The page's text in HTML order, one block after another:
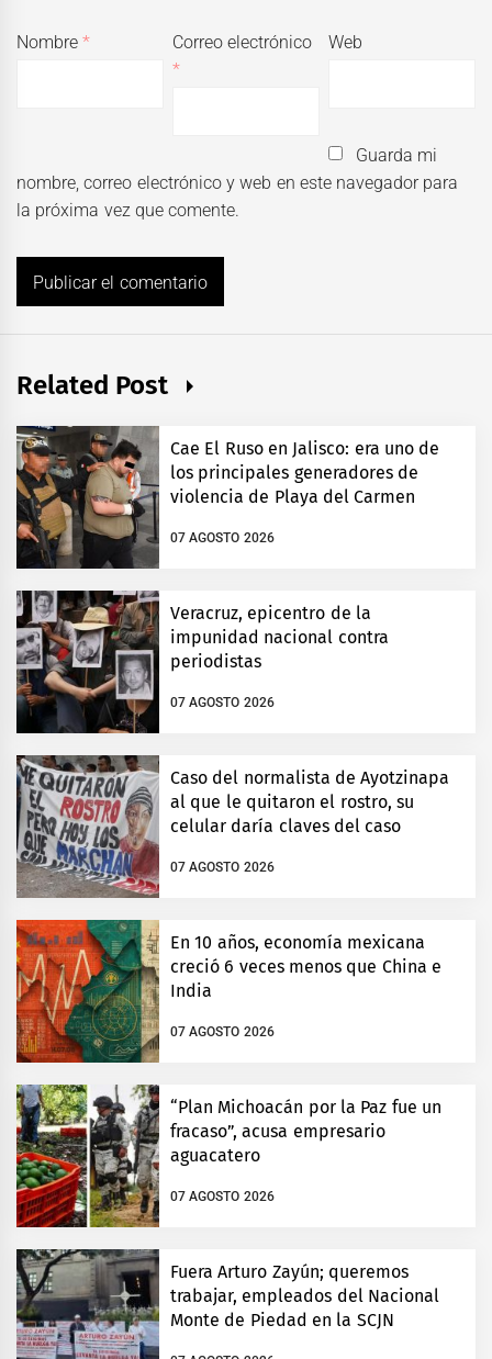
Nombre*
Correo electrónico
*
Web
Guarda mi
nombre, correo electrónico y web en este navegador para
la próxima vez que comente.
Related Post
Cae El Ruso en Jalisco: era uno de
los principales generadores de
violencia de Playa del Carmen
07 AGOSTO 2026
Veracruz, epicentro de la
impunidad nacional contra
periodistas
07 AGOSTO 2026
Caso del normalista de Ayotzinapa
al que le quitaron el rostro, su
celular daría claves del caso
07 AGOSTO 2026
En 10 años, economía mexicana
creció 6 veces menos que China e
India
07 AGOSTO 2026
“Plan Michoacán por la Paz fue un
fracaso”, acusa empresario
aguacatero
07 AGOSTO 2026
Fuera Arturo Zayún; queremos
trabajar, empleados del Nacional
Monte de Piedad en la SCJN